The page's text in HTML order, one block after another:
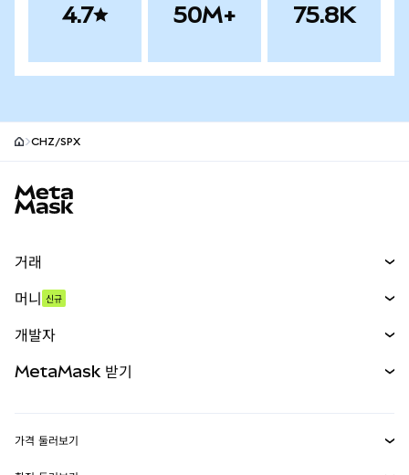
4.7 50M+ 75.8K
CHZ/SPX
거래
무기한 선물
실물자산
머니 신규
개발자
MetaMask 받기
가격 둘러보기